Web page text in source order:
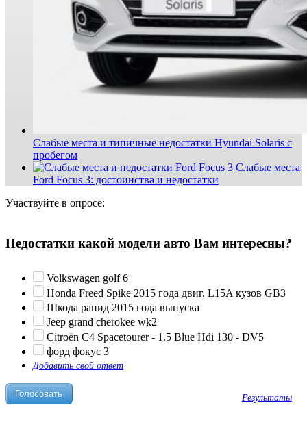
Слабые места и типичные недостатки Hyundai Solaris с
пробегом
Слабые места
Ford Focus 3: достоинства и недостатки
Участвуйте в опросе:
Недостатки какой модели авто Вам интересны?
Volkswagen golf 6
Honda Freed Spike 2015 года двиг. L15A кузов GB3
Шкода рапид 2015 года выпуска
Jeep grand cherokee wk2
Citroën C4 Spacetourer - 1.5 Blue Hdi 130 - DV5
форд фокус 3
Добавить свой ответ
Результаты